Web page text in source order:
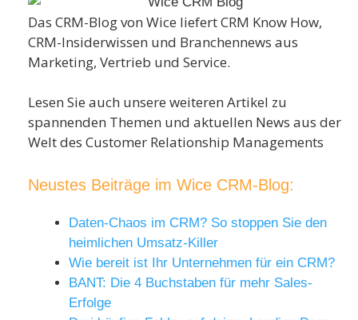
Das CRM-Blog von Wice liefert CRM Know How,
CRM-Insiderwissen und Branchennews aus
Marketing, Vertrieb und Service.
Lesen Sie auch unsere weiteren Artikel zu
spannenden Themen und aktuellen News aus der
Welt des Customer Relationship Managements
Neustes Beiträge im Wice CRM-Blog:
Daten-Chaos im CRM? So stoppen Sie den
heimlichen Umsatz-Killer
Wie bereit ist Ihr Unternehmen für ein CRM?
BANT: Die 4 Buchstaben für mehr Sales-
Erfolge